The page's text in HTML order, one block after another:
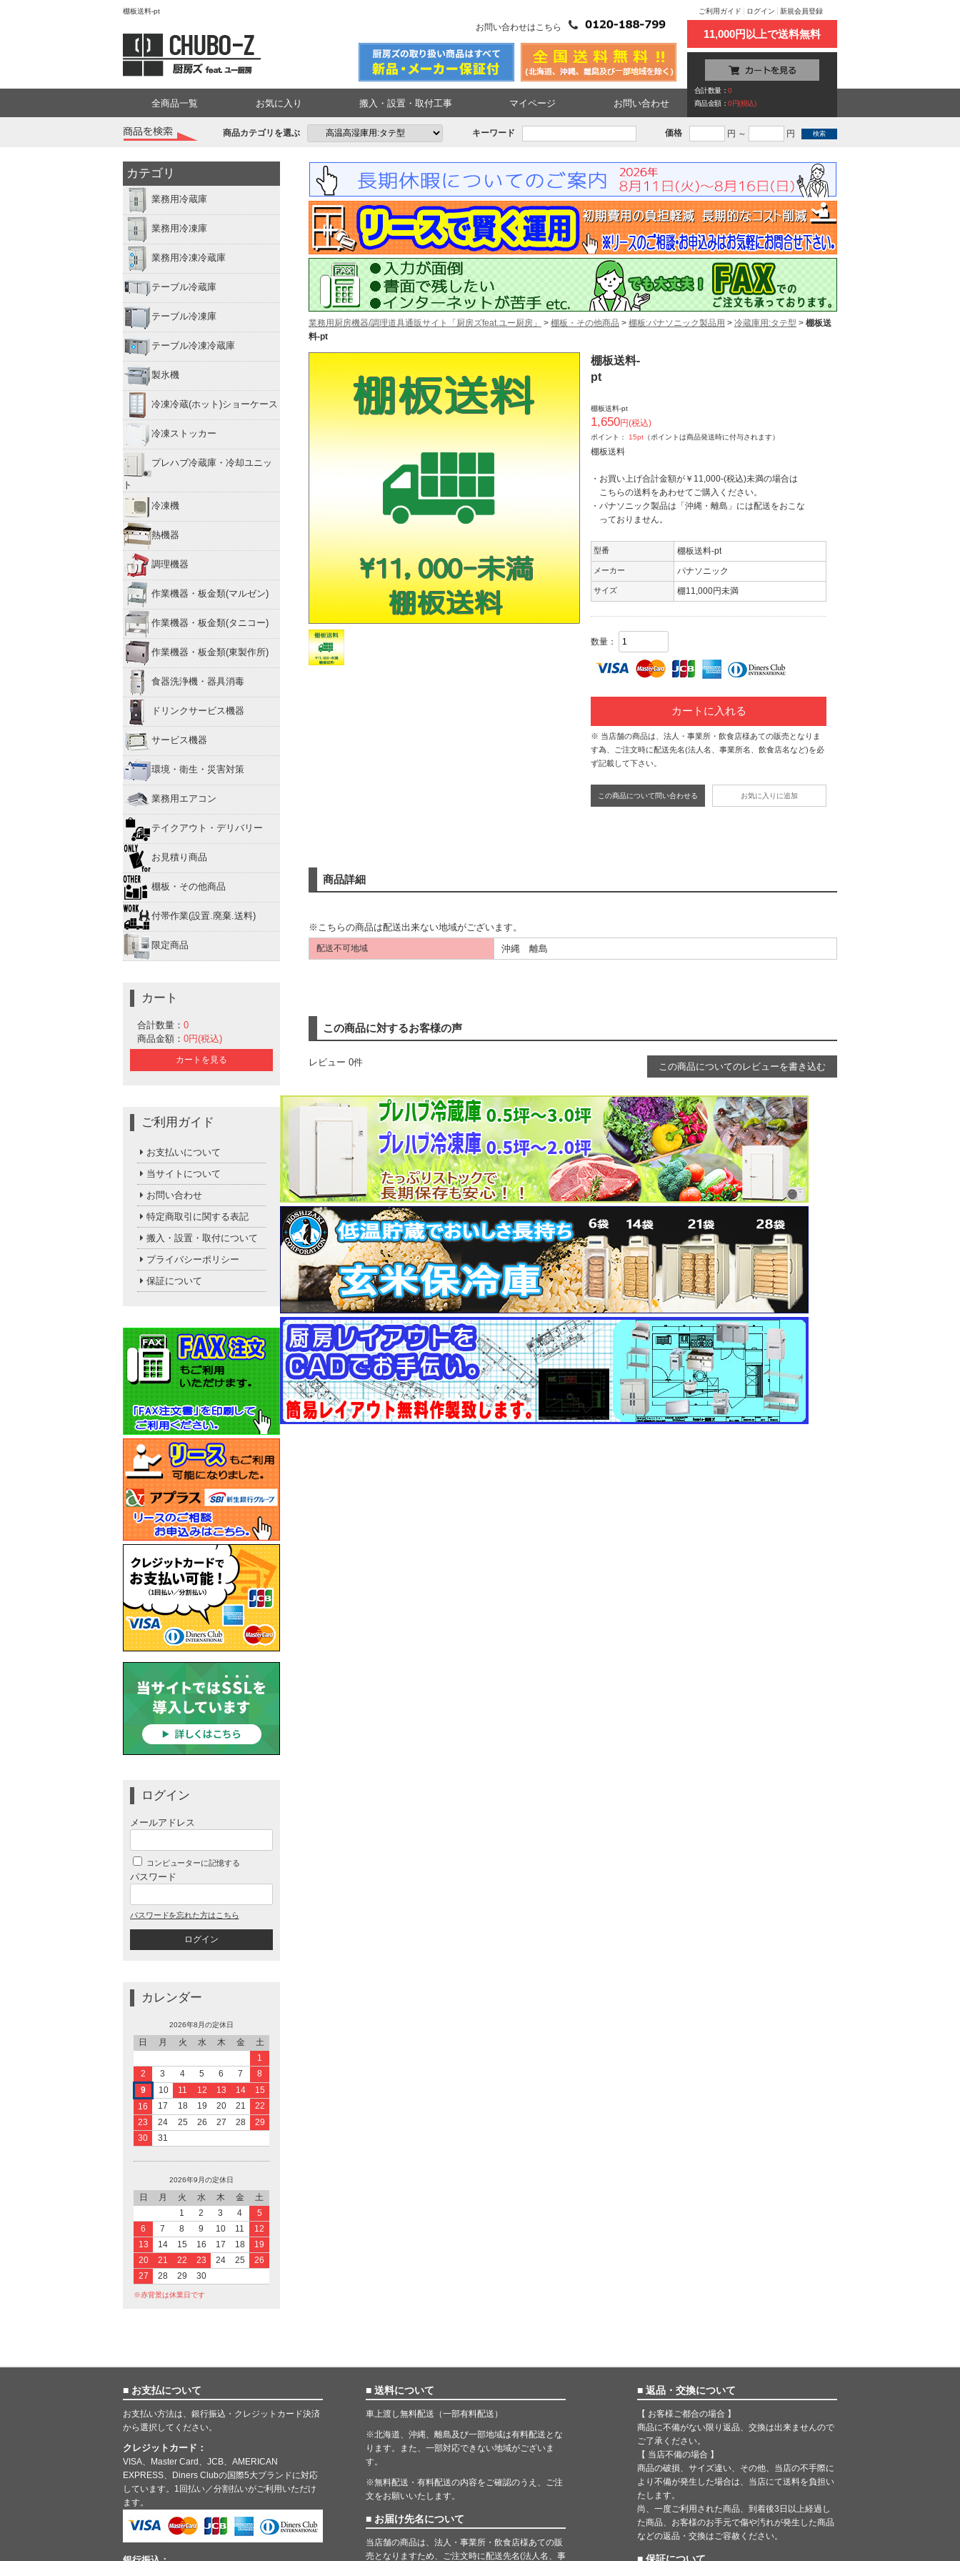
棚板送料-pt
お問い合わせはこちら
ご利用ガイド ログイン 新規会員登録
11,000円以上で送料無料
合計数量：0
商品金額：0円(税込)
全商品一覧 お気に入り 搬入・設置・取付工事 マイページ お問い合わせ
商品カテゴリを選ぶ キーワード 価格 円 ～ 円
カテゴリ
業務用冷蔵庫
業務用冷凍庫
業務用冷凍冷蔵庫
テーブル冷蔵庫
テーブル冷凍庫
テーブル冷凍冷蔵庫
製氷機
冷凍冷蔵(ホット)ショーケース
冷凍ストッカー
プレハブ冷蔵庫・冷却ユニッ
ト
冷凍機
熱機器
調理機器
作業機器・板金類(マルゼン)
作業機器・板金類(タニコー)
作業機器・板金類(東製作所)
食器洗浄機・器具消毒
ドリンクサービス機器
サービス機器
環境・衛生・災害対策
業務用エアコン
テイクアウト・デリバリー
お見積り商品
棚板・その他商品
付帯作業(設置.廃棄.送料)
限定商品
カート
合計数量： 0
商品金額： 0円(税込)
カートを見る
ご利用ガイド
お支払いについて
当サイトについて
お問い合わせ
特定商取引に関する表記
搬入・設置・取付について
プライバシーポリシー
保証について
ログイン
メールアドレス
コンピューターに記憶する
パスワード
パスワードを忘れた方はこちら
カレンダー
2026年8月の定休日
日 月 火 水 木 金
土
1
2
3 4 5 6 7
8
9
10 11 12 13 14
15
16
17 18 19 20 21
22
23
24 25 26 27 28
29
30
31
2026年9月の定休日
日 月 火 水 木 金
土
1
2 3 4
5
6
7 8 9 10 11
12
13
14 15 16 17 18
19
20
21 22 23 24 25
26
27
28 29 30
※赤背景は休業日です
業務用厨房機器/調理道具通販サイト「厨房ズfeat.ユー厨房」 > 棚板・その他商品 > 棚板:パナソニック製品用 > 冷蔵庫用:タテ型 > 棚板送
料-pt
棚板送料-
pt
棚板送料-pt
1,650円(税込)
ポイント： 15pt （ポイントは商品発送時に付与されます）
棚板送料
・お買い上げ合計金額が￥11,000-(税込)未満の場合は
こちらの送料をあわせてご購入ください。
・パナソニック製品は「沖縄・離島」には配送をおこな
っておりません。
型番 棚板送料-pt
メーカー パナソニック
サイズ 棚11,000円未満
数量：
カートに入れる
※ 当店舗の商品は、法人・事業所・飲食店様あての販売となりま
す為、ご注文時に配送先名(法人名、事業所名、飲食店名など)を必
ず記載して下さい。
この商品について問い合わせる お気に入りに追加
商品詳細
※こちらの商品は配送出来ない地域がございます。
配送不可地域 沖縄 離島
この商品に対するお客様の声
レビュー 0件 この商品についてのレビューを書き込む
■ お支払について
お支払い方法は、銀行振込・クレジットカード決済
から選択してください。
クレジットカード：
VISA、Master Card、JCB、AMERICAN
EXPRESS、Diners Clubの国際5大ブランドに対応
しています。1回払い／分割払いがご利用いただけ
ます。
■ 送料について
車上渡し無料配送（一部有料配送）
※北海道、沖縄、離島及び一部地域は有料配送とな
ります。また、一部対応できない地域がございま
す。
※無料配送・有料配送の内容をご確認のうえ、ご注
文をお願いいたします。
■ お届け先名について
当店舗の商品は、法人・事業所・飲食店様あての販
売となりますため、ご注文時に配送先名(法人名、事
■ 返品・交換について
【 お客様ご都合の場合 】
商品に不備がない限り返品、交換は出来ませんので
ご了承ください。
【 当店不備の場合 】
商品の破損、サイズ違い、その他、当店の不手際に
より不備が発生した場合は、当店にて送料を負担い
たします。
尚、一度ご利用された商品、到着後3日以上経過し
た商品、お客様のお手元で傷や汚れが発生した商品
などの返品・交換はご容赦ください。